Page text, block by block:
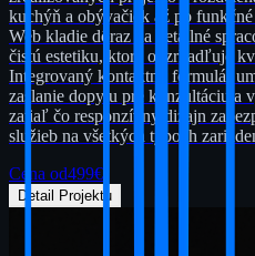
kuchýň a obývačiek až po
Web kladie dôraz na detailné
čistú estetiku, ktorá odzrkadľuje
Integrovaný kontaktný formulár
zaslanie dopytu pre konzultáciu a
zatiaľ čo responzívny dizajn
služieb na všetkých typoch
Cena od499€
Detail Projektu